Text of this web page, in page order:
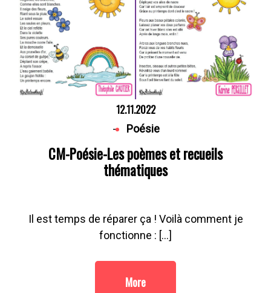
12.11.2022
- Poésie
CM-Poésie-Les poèmes et recueils
thématiques
Il est temps de réparer ça ! Voilà comment je
fonctionne : […]
More